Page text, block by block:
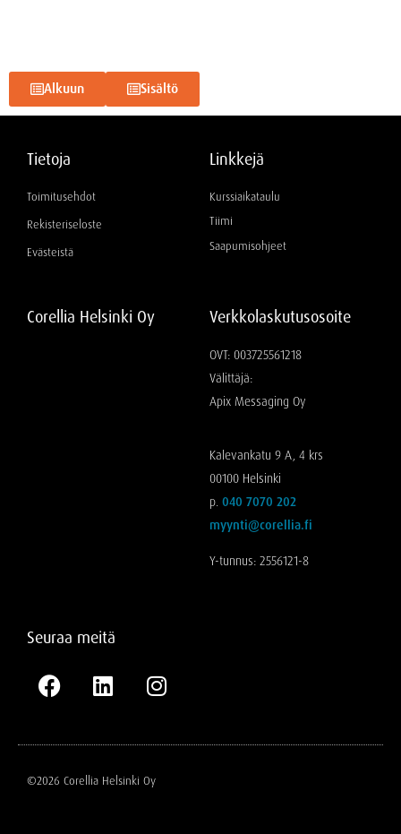
Alkuun Sisältö
Tietoja
Toimitusehdot
Rekisteriseloste
Evästeistä
Linkkejä
Kurssiaikataulu
Tiimi
Saapumisohjeet
Corellia Helsinki Oy Verkkolaskutusosoite
OVT: 003725561218
Välittäjä:
Apix Messaging Oy
Kalevankatu 9 A, 4 krs
00100 Helsinki
p. 040 7070 202
myynti@corellia.fi
Y-tunnus: 2556121-8
Seuraa meitä
©2026 Corellia Helsinki Oy